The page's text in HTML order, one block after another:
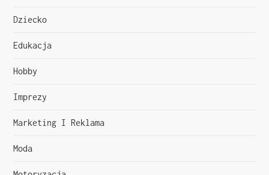
i
Dziecko
Edukacja
Hobby
Imprezy
Marketing I Reklama
Moda